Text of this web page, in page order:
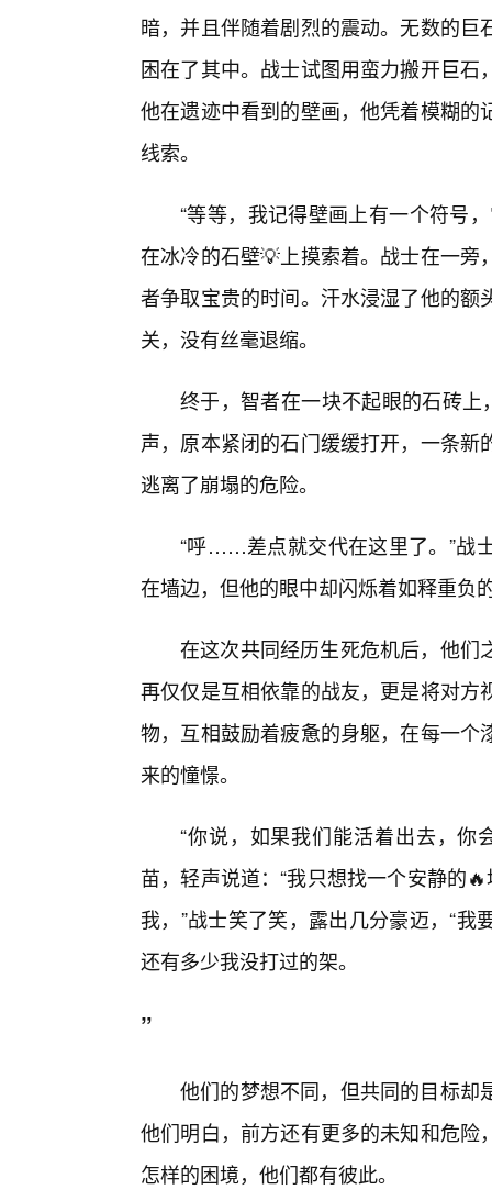
暗，并且伴随着剧烈的震动。无数的
困在了其中。战士试图用蛮力搬开巨
他在遗迹中看到的壁画，他凭着模糊
线索。
“等等，我记得壁画上有一个符号
在冰冷的石壁💡上摸索着。战士在一
者争取宝贵的时间。汗水浸湿了他的
关，没有丝毫退缩。
终于，智者在一块不起眼的石砖上
声，原本紧闭的石门缓缓打开，一条
逃离了崩塌的危险。
“呼……差点就交代在这里了。”战
在墙边，但他的眼中却闪烁着如释重负
在这次共同经历生死危机后，他们
再仅仅是互相依靠的战友，更是将对
物，互相鼓励着疲惫的身躯，在每一
来的憧憬。
“你说，如果我们能活着出去，你
苗，轻声说道：“我只想找一个安静的
我，”战士笑了笑，露出几分豪迈，“
还有多少我没打过的架。
”
他们的梦想不同，但共同的目标
他们明白，前方还有更多的未知和危
怎样的困境，他们都有彼此。